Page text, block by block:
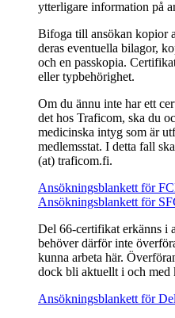
ytterligare information på
Bifoga till ansökan kopior
deras eventuella bilagor,
och en passkopia.
eller typbehörighet.
Om du ännu inte har ett
det hos Traficom, ska du
medicinska intyg som är
medlemsstat. I detta fall
(at) traficom.fi.
Ansökningsblankett för
Ansökningsblankett för
Del 66-certifikat erkänns i
behöver därför inte
kunna arbeta här.
dock bli aktuellt i och med
Ansökningsblankett för